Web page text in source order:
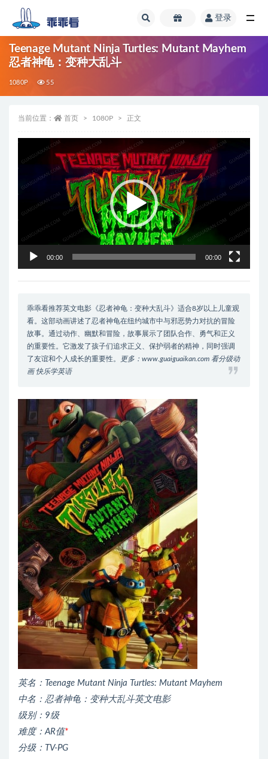
登录
Teenage Mutant Ninja Turtles: Mutant Mayhem
忍者神龟：变种大乱斗
1080P 55
当前位置： 首页 1080P 正文
频
放
00:00 00:00
乖乖看推荐英文电影《忍者神龟：变种大乱斗》适合8岁以上儿童观
看。这部动画讲述了忍者神龟在纽约城市中与邪恶势力对抗的冒险
故事。通过动作、幽默和冒险，故事展示了团队合作、勇气和正义
的重要性。它激发了孩子们追求正义、保护弱者的精神，同时强调
了友谊和个人成长的重要性。
更多：www.guaiguaikan.com 看分级动
画 快乐学英语
英名：Teenage Mutant Ninja Turtles: Mutant Mayhem
中名：忍者神龟：变种大乱斗英文电影
级别：9级
难度：AR值*
分级：TV-PG